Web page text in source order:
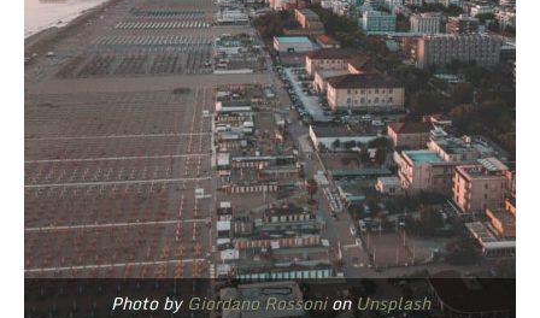
Photo by Giordano Rossonion Unsplash